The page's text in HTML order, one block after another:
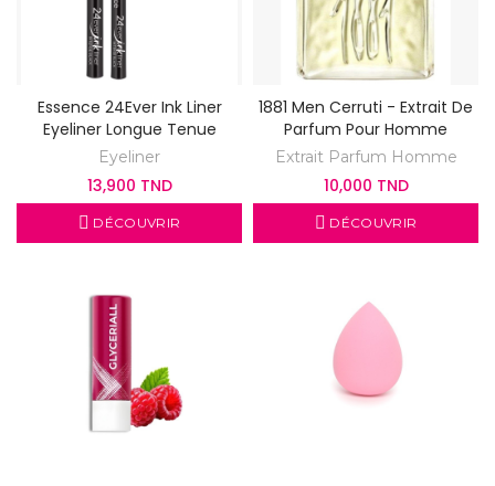
Essence 24Ever Ink Liner
Eyeliner Longue Tenue
Eyeliner
13,900 TND
DÉCOUVRIR
1881 Men Cerruti - Extrait De
Parfum Pour Homme
Extrait Parfum Homme
10,000 TND
DÉCOUVRIR